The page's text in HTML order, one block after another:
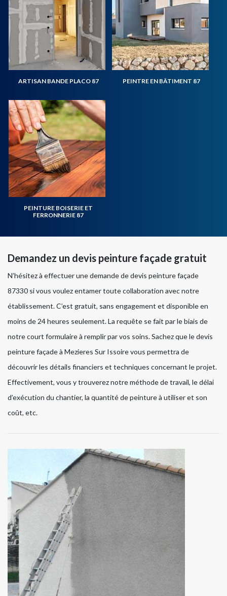
ARTISAN BANDE PLACO 87 PEINTRE EN BÂTIMENT 87
PEINTURE BOISERIE ET
FERRONNERIE 87
Demandez un devis peinture façade gratuit
N’hésitez à effectuer une demande de devis peinture façade
87330 si vous voulez entamer toute collaboration avec notre
établissement. C’est gratuit, sans engagement et disponible en
moins de 24 heures seulement. La requête se fait par le biais de
notre court formulaire à remplir par vos soins. Sachez que le devis
peinture façade à Mezieres Sur Issoire vous permettra de
découvrir les détails financiers et techniques concernant le projet.
Effectivement, vous y trouverez notre méthode de travail, le délai
d’exécution du chantier, la quantité de peinture à utiliser et son
coût, etc.